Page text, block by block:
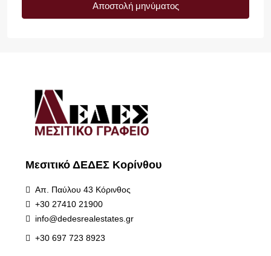
Αποστολή μηνύματος
Μεσιτικό ΔΕΔΕΣ Κορίνθου
Απ. Παύλου 43 Κόρινθος
+30 27410 21900
info@dedesrealestates.gr
+30 697 723 8923